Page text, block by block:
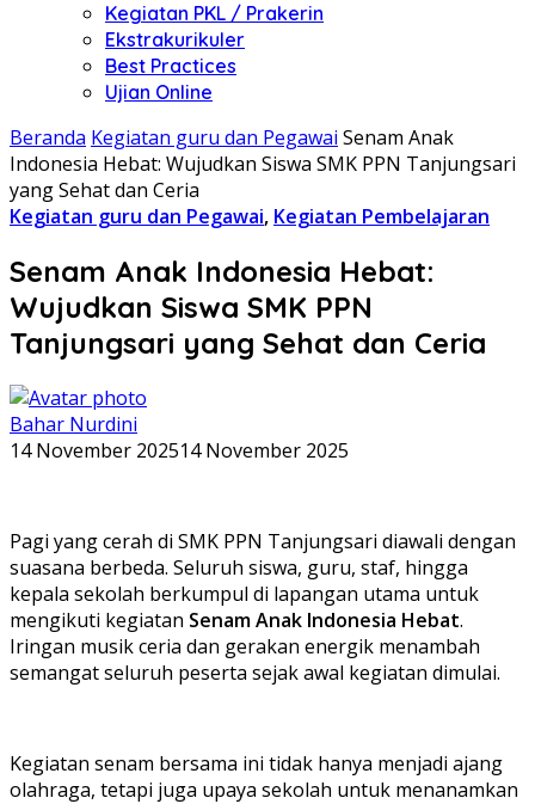
Kegiatan PKL / Prakerin
Ekstrakurikuler
Best Practices
Ujian Online
Beranda Kegiatan guru dan Pegawai Senam Anak
Indonesia Hebat: Wujudkan Siswa SMK PPN Tanjungsari
yang Sehat dan Ceria
Kegiatan guru dan Pegawai, Kegiatan Pembelajaran
Senam Anak Indonesia Hebat:
Wujudkan Siswa SMK PPN
Tanjungsari yang Sehat dan Ceria
Bahar Nurdini
14 November 202514 November 2025
Pagi yang cerah di SMK PPN Tanjungsari diawali dengan
suasana berbeda. Seluruh siswa, guru, staf, hingga
kepala sekolah berkumpul di lapangan utama untuk
mengikuti kegiatan Senam Anak Indonesia Hebat.
Iringan musik ceria dan gerakan energik menambah
semangat seluruh peserta sejak awal kegiatan dimulai.
Kegiatan senam bersama ini tidak hanya menjadi ajang
olahraga, tetapi juga upaya sekolah untuk menanamkan